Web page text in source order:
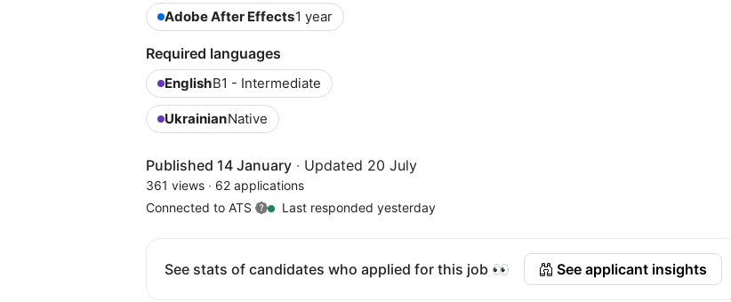
Adobe After Effects1 year
Required languages
EnglishB1 - Intermediate
UkrainianNative
Published 14 January · Updated 20 July
361 views · 62 applications
Connected to ATS
Last responded yesterday
See stats of candidates who applied for this job 👀 See applicant insights